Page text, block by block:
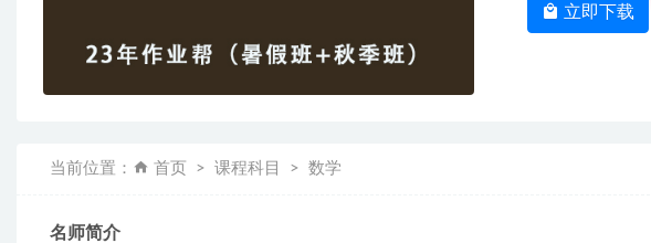
立即下载
当前位置： 首页 课程科目 数学
名师简介
罗斐然高中语文作业帮2023